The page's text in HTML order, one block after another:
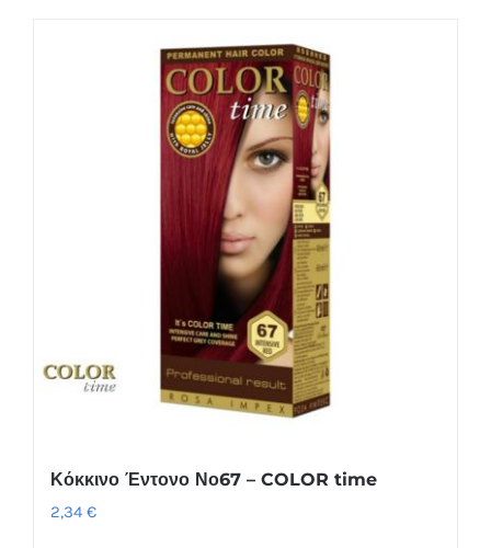
Κόκκινο Έντονο Νο67 – COLOR time
2,34 €